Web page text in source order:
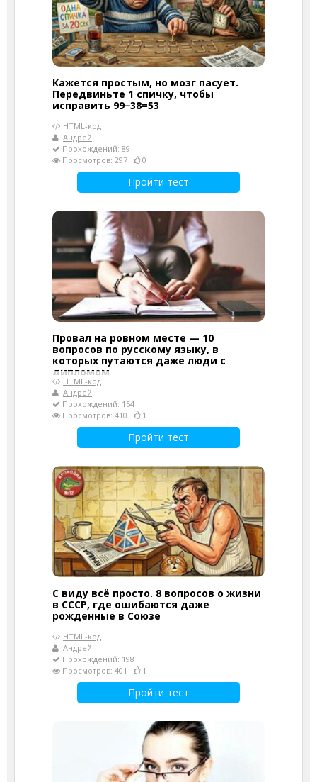
Кажется простым, но мозг пасует.
Передвиньте 1 спичку, чтобы
исправить 99−38=53
HTML-код
Андрей
Прохождений: 89
Просмотров: 297
0
Пройти тест
Провал на ровном месте — 10
вопросов по русскому языку, в
которых путаются даже люди с
дипломом
HTML-код
Андрей
Прохождений: 154
Просмотров: 410
1
Пройти тест
С виду всё просто. 8 вопросов о жизни
в СССР, где ошибаются даже
рожденные в Союзе
HTML-код
Андрей
Прохождений: 198
Просмотров: 401
1
Пройти тест